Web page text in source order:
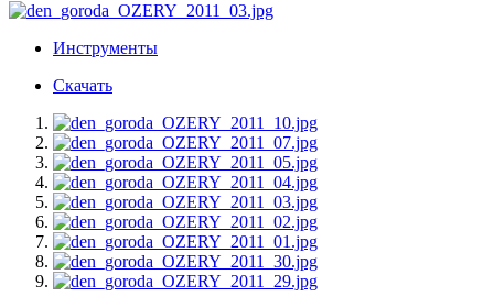
Инструменты
Скачать